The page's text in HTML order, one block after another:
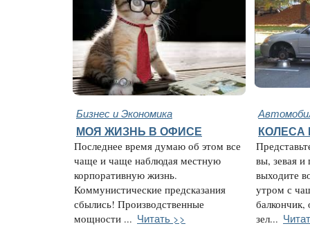
Бизнес и Экономика
МОЯ ЖИЗНЬ В ОФИСЕ
Последнее время думаю об этом все
чаще и чаще наблюдая местную
корпоративную жизнь.
Коммунистические предсказания
сбылись! Производственные
мощности ... Читать >>
КОЛЕСА
вы, зевая и
выходите
утром с
зел...